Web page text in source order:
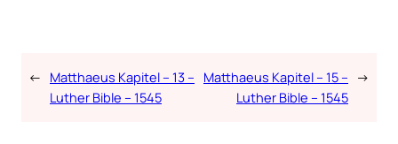
← Matthaeus Kapitel – 13 –
Luther Bible – 1545
Matthaeus Kapitel – 15 –
Luther Bible – 1545
→